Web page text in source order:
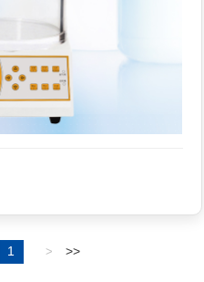
1 > >>